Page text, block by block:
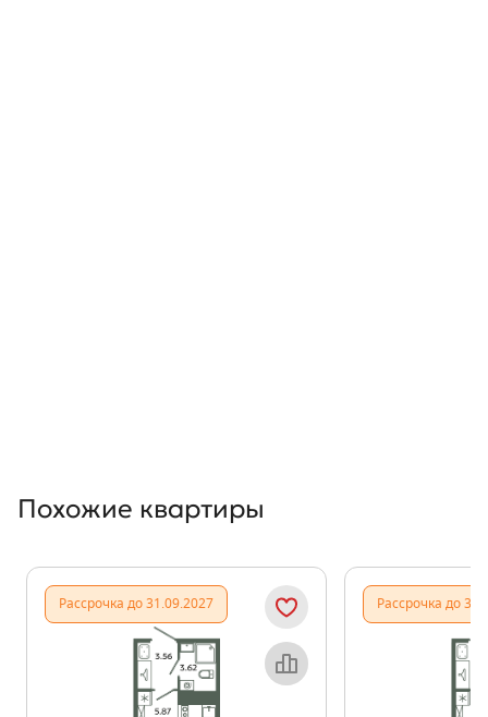
Похожие квартиры
Рассрочка до 31.09.2027 Рассрочка до